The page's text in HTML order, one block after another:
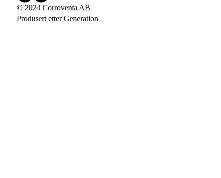
© 2024 Corroventa AB
Produsert etterGeneration